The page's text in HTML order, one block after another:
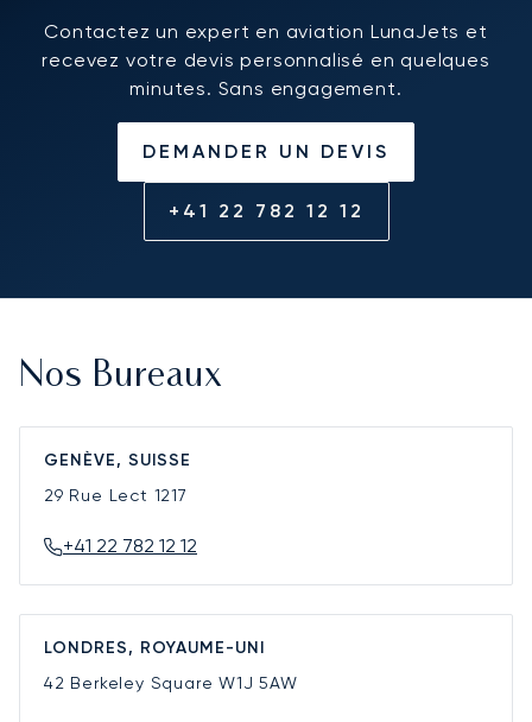
Contactez un expert en aviation LunaJets et
recevez votre devis personnalisé en quelques
minutes. Sans engagement.
DEMANDER UN DEVIS
+41 22 782 12 12
Nos Bureaux
GENÈVE, SUISSE
29 Rue Lect 1217
+41 22 782 12 12
LONDRES, ROYAUME-UNI
42 Berkeley SquareW1J 5AW